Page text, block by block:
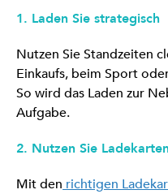
1. Laden Sie strategisch
Nutzen Sie Standzeiten
Einkaufs, beim Sport
So wird das Laden zur
Aufgabe.
2. Nutzen Sie
Mit den richtigen